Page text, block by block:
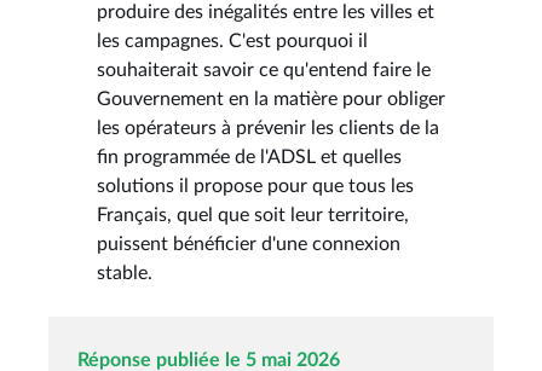
produire des inégalités entre les villes et
les campagnes. C'est pourquoi il
souhaiterait savoir ce qu'entend faire le
Gouvernement en la matière pour obliger
les opérateurs à prévenir les clients de la
fin programmée de l'ADSL et quelles
solutions il propose pour que tous les
Français, quel que soit leur territoire,
puissent bénéficier d'une connexion
stable.
Réponse publiée le 5 mai 2026